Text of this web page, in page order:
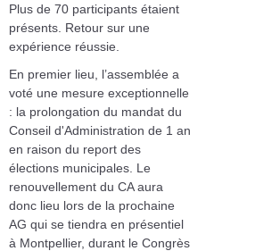
Plus de 70 participants étaient
présents. Retour sur une
expérience réussie.
En premier lieu, l’assemblée a
voté une mesure exceptionnelle
: la prolongation du mandat du
Conseil d'Administration de 1 an
en raison du report des
élections municipales. Le
renouvellement du CA aura
donc lieu lors de la prochaine
AG qui se tiendra en présentiel
à Montpellier, durant le Congrès